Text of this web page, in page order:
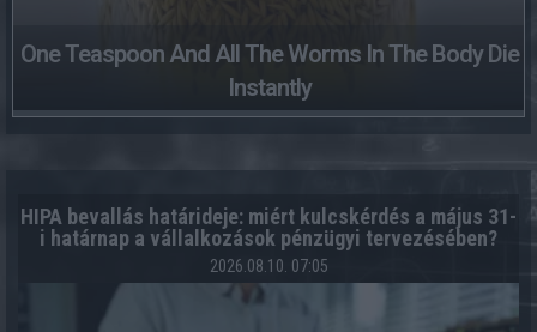
One Teaspoon And All The Worms In The Body Die
Instantly
HIPA bevallás határideje: miért kulcskérdés a május 31-
i határnap a vállalkozások pénzügyi tervezésében?
2026.08.10. 07:05